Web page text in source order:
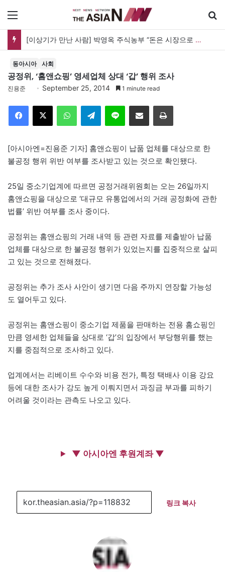
동아시아 사회
공정위, ‘홈앤쇼핑’ 영세업체 상대 ‘갑’ 행위 조사
진용준 September 25, 2014 1 minute read
Telegram 이메일
[아시아엔=진용준 기자] 홈앤쇼핑이 납품 업체를 대상으로 한
불공정 행위 위반 여부를 조사받고 있는 것으로 확인됐다.
25일 중소기업계에 따르면 공정거래위원회는 오는 26일까지
홈앤쇼핑을 대상으로 ‘대규모 유통업에서의 거래 공정화에 관한
법률’ 위반 여부를 조사 중이다.
공정위는 홈앤쇼핑의 거래 내역 등 관련 자료를 제출받아 납품
업체를 대상으로 한 불공정 행위가 있었는지를 집중적으로 살피
고 있는 것으로 전해졌다.
공정위는 추가 조사 사안이 생기면 다음 주까지 연장할 가능성
도 열어두고 있다.
공정위는 홈앤쇼핑이 중소기업 제품을 판매하는 전용 홈쇼핑인
만큼 영세한 업체들을 상대로 ‘갑’의 입장에서 부당행위를 했는
지를 중점적으로 조사하고 있다.
업계에서는 리베이트 수수와 비용 전가, 특정 택배사 이용 강요
등에 대한 조사가 강도 높게 이뤄지면서 과징금 부과를 피하기
어려울 것이라는 관측도 나오고 있다.
▼ 아시아엔 후원계좌 ▼
링크 복사